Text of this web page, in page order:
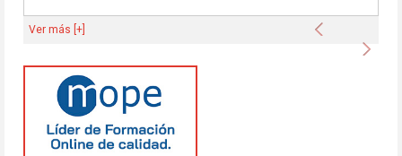
Anterior
Ver más [+]